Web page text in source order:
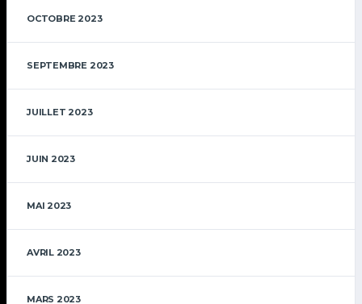
OCTOBRE 2023
SEPTEMBRE 2023
JUILLET 2023
JUIN 2023
MAI 2023
AVRIL 2023
MARS 2023